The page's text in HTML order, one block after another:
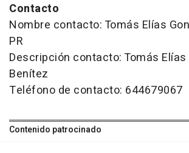
Contacto
Nombre contacto: Tomás Elías
PR
Descripción contacto: Tomás
Benítez
Teléfono de contacto: 644679067
Contenido patrocinado